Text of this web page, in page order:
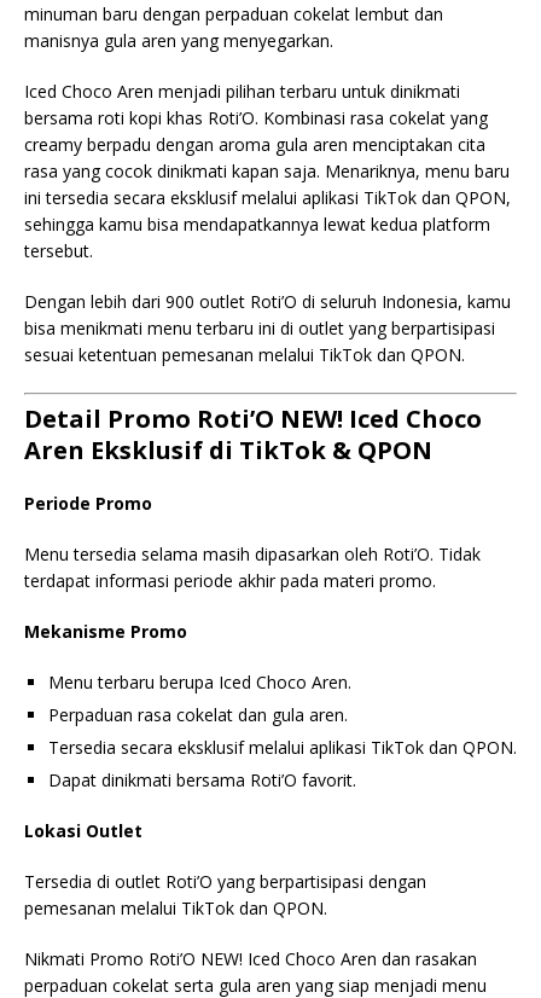
minuman baru dengan perpaduan cokelat lembut dan
manisnya gula aren yang menyegarkan.
Iced Choco Aren menjadi pilihan terbaru untuk dinikmati
bersama roti kopi khas Roti’O. Kombinasi rasa cokelat yang
creamy berpadu dengan aroma gula aren menciptakan cita
rasa yang cocok dinikmati kapan saja. Menariknya, menu baru
ini tersedia secara eksklusif melalui aplikasi TikTok dan QPON,
sehingga kamu bisa mendapatkannya lewat kedua platform
tersebut.
Dengan lebih dari 900 outlet Roti’O di seluruh Indonesia, kamu
bisa menikmati menu terbaru ini di outlet yang berpartisipasi
sesuai ketentuan pemesanan melalui TikTok dan QPON.
Detail Promo Roti’O NEW! Iced Choco
Aren Eksklusif di TikTok & QPON
Periode Promo
Menu tersedia selama masih dipasarkan oleh Roti’O. Tidak
terdapat informasi periode akhir pada materi promo.
Mekanisme Promo
Menu terbaru berupa Iced Choco Aren.
Perpaduan rasa cokelat dan gula aren.
Tersedia secara eksklusif melalui aplikasi TikTok dan QPON.
Dapat dinikmati bersama Roti’O favorit.
Lokasi Outlet
Tersedia di outlet Roti’O yang berpartisipasi dengan
pemesanan melalui TikTok dan QPON.
Nikmati Promo Roti’O NEW! Iced Choco Aren dan rasakan
perpaduan cokelat serta gula aren yang siap menjadi menu